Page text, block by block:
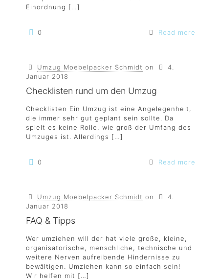
Einordnung […]
0 Read more
Umzug Moebelpacker Schmidt on
4.
Januar 2018
Checklisten rund um den Umzug
Checklisten Ein Umzug ist eine Angelegenheit,
die immer sehr gut geplant sein sollte. Da
spielt es keine Rolle, wie groß der Umfang des
Umzuges ist. Allerdings […]
0 Read more
Umzug Moebelpacker Schmidt on
4.
Januar 2018
FAQ & Tipps
Wer umziehen will der hat viele große, kleine,
organisatorische, menschliche, technische und
weitere Nerven aufreibende Hindernisse zu
bewältigen. Umziehen kann so einfach sein!
Wir helfen mit […]